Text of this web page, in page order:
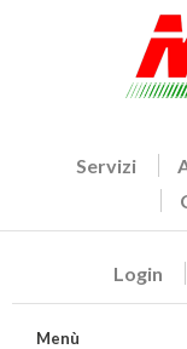
Servizi
Login
Menù